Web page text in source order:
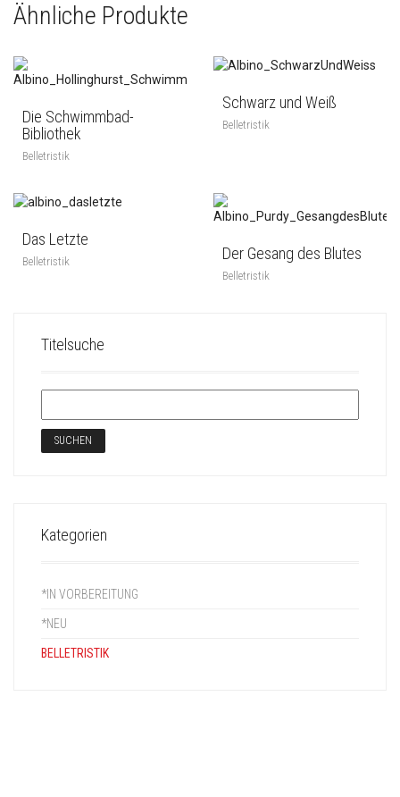
Ähnliche Produkte
Die Schwimmbad-
Bibliothek
Belletristik
Schwarz und Weiß
Belletristik
Das Letzte
Belletristik Der Gesang des Blutes
Belletristik
Titelsuche
Kategorien
*IN VORBEREITUNG
*NEU
BELLETRISTIK